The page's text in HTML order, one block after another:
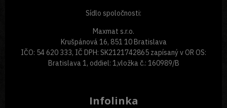
Sídlo spoločnosti:
Maxmat s.r.o.
Krušpánová 16, 851 10 Bratislava
IČO: 54 620 333, IČ DPH: SK2121742865 zapísaný v OR OS:
Bratislava 1, oddiel: 1,vložka č.: 160989/B
Infolinka